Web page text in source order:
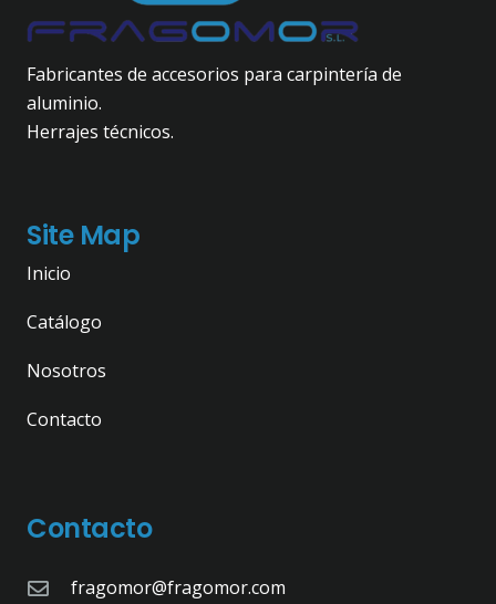
Fabricantes de accesorios para carpintería de
aluminio.
Herrajes técnicos.
Site Map
Inicio
Catálogo
Nosotros
Contacto
Contacto
fragomor@fragomor.com